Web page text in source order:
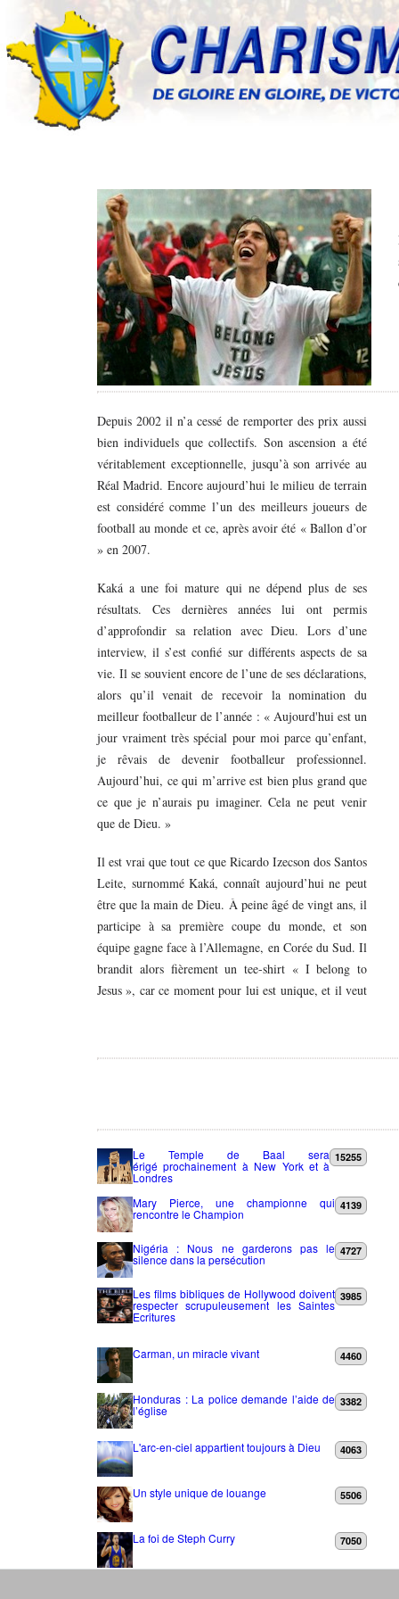
Depuis 2002 il n’a cessé de remporter des prix aussi
bien individuels que collectifs. Son ascension a été
véritablement exceptionnelle, jusqu’à son arrivée au
Réal Madrid. Encore aujourd’hui le milieu de terrain
est considéré comme l’un des meilleurs joueurs de
football au monde et ce, après avoir été « Ballon d’or
» en 2007.
Kaká a une foi mature qui ne dépend plus de ses
résultats. Ces dernières années lui ont permis
d’approfondir sa relation avec Dieu. Lors d’une
interview, il s’est confié sur différents aspects de sa
vie. Il se souvient encore de l’une de ses déclarations,
alors qu’il venait de recevoir la nomination du
meilleur footballeur de l’année : « Aujourd'hui est un
jour vraiment très spécial pour moi parce qu’enfant,
je rêvais de devenir footballeur professionnel.
Aujourd’hui, ce qui m’arrive est bien plus grand que
ce que je n’aurais pu imaginer. Cela ne peut venir
que de Dieu. »
Il est vrai que tout ce que Ricardo Izecson dos Santos
Leite, surnommé Kaká, connaît aujourd’hui ne peut
être que la main de Dieu. À peine âgé de vingt ans, il
participe à sa première coupe du monde, et son
équipe gagne face à l’Allemagne, en Corée du Sud. Il
brandit alors fièrement un tee-shirt « I belong to
Jesus », car ce moment pour lui est unique, et il veut
Le Temple de Baal sera
érigé prochainement à New York et à
Londres
15255
Mary Pierce, une championne qui
rencontre le Champion
4139
Nigéria : Nous ne garderons pas le
silence dans la persécution
4727
Les films bibliques de Hollywood doivent
respecter scrupuleusement les Saintes
Ecritures
3985
Carman, un miracle vivant 4460
Honduras : La police demande l’aide de
l’église
3382
L'arc-en-ciel appartient toujours à Dieu 4063
Un style unique de louange 5506
La foi de Steph Curry 7050